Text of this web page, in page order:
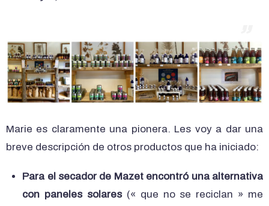
Marie es claramente una pionera. Les voy a dar una
breve descripción de otros productos que ha iniciado:
Para el secador de Mazet encontró una alternativa
con paneles solares(« que no se reciclan » me